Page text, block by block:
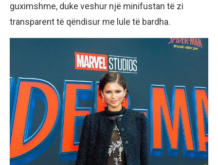
guximshme, duke veshur një minifustan të zi
transparent të qëndisur me lule të bardha.